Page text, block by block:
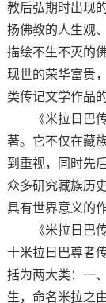
教后弘期时出现
扬佛教的人生观
描绘不生不灭的
现世的荣华富贵
类传记文学作品
《米拉日巴传
著。它不仅在藏
到重视，同时先
众多研究藏族历
具有世界意义的作
《米拉日巴传
十米拉日巴尊者
括为两大类：一
生，命名米拉之